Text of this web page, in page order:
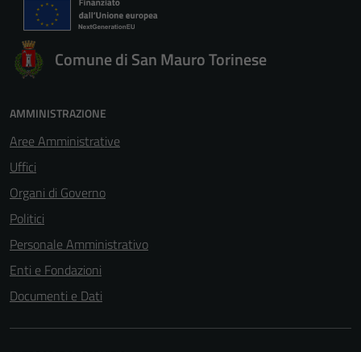
Comune di San Mauro Torinese
AMMINISTRAZIONE
Aree Amministrative
Uffici
Organi di Governo
Politici
Personale Amministrativo
Enti e Fondazioni
Documenti e Dati